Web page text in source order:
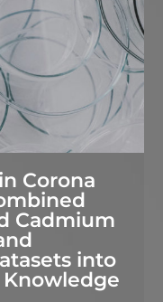
Corona
Cadmium
into